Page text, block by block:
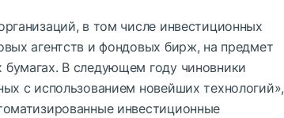
в том числе инвестиционных
агентств и фондовых бирж, на предмет
В следующем году чиновники
с использованием новейших технологий»,
инвестиционные